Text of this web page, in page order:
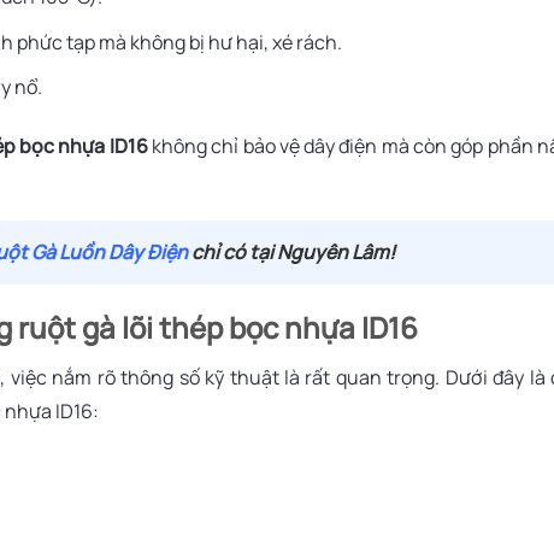
phức tạp mà không bị hư hại, xé rách.
nổ.
bọc nhựa ID16không chỉ bảo vệ dây điện mà còn góp phần
Gà Luồn Dây Điệnchỉ có tại Nguyên Lâm!
ruột gà lõi thép bọc nhựa ID16
nắm rõ thông số kỹ thuật là rất quan trọng. Dưới đây là
ID16: